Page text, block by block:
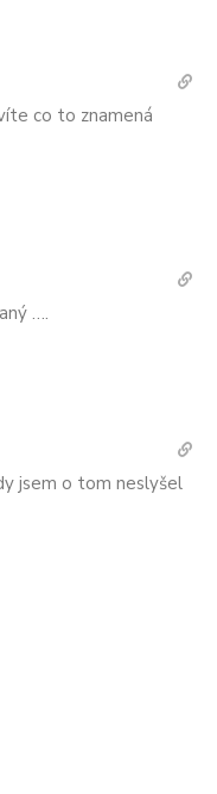
co to znamená
….
jsem o tom neslyšel